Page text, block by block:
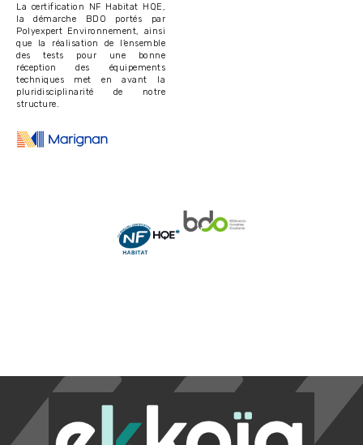
La certification NF Habitat HQE,
la démarche BDO portés par
Polyexpert Environnement, ainsi
que la réalisation de l’ensemble
des tests pour une bonne
réception des équipements
techniques met en avant la
pluridisciplinarité de notre
structure.
Image